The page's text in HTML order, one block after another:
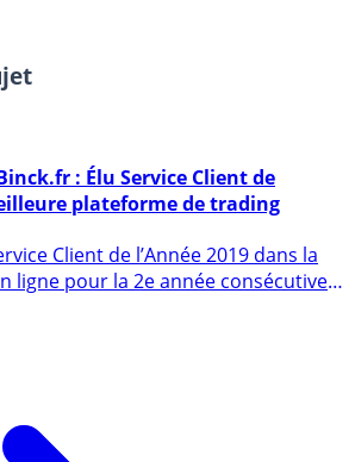
: Élu Service Client de
plateforme de trading
ligne pour la 2e année consécutive.